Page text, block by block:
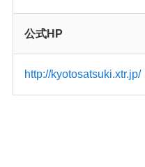
公式HP
http://kyotosatsuki.xtr.jp/